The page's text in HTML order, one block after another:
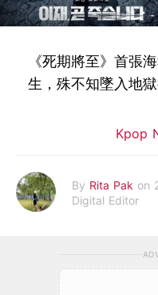
《死期將至》首張
生，殊不知墜入地
Kpop
By Rita Pak on
Digital Editor